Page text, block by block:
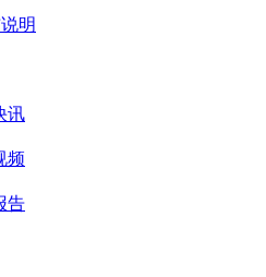
明
讯
频
告